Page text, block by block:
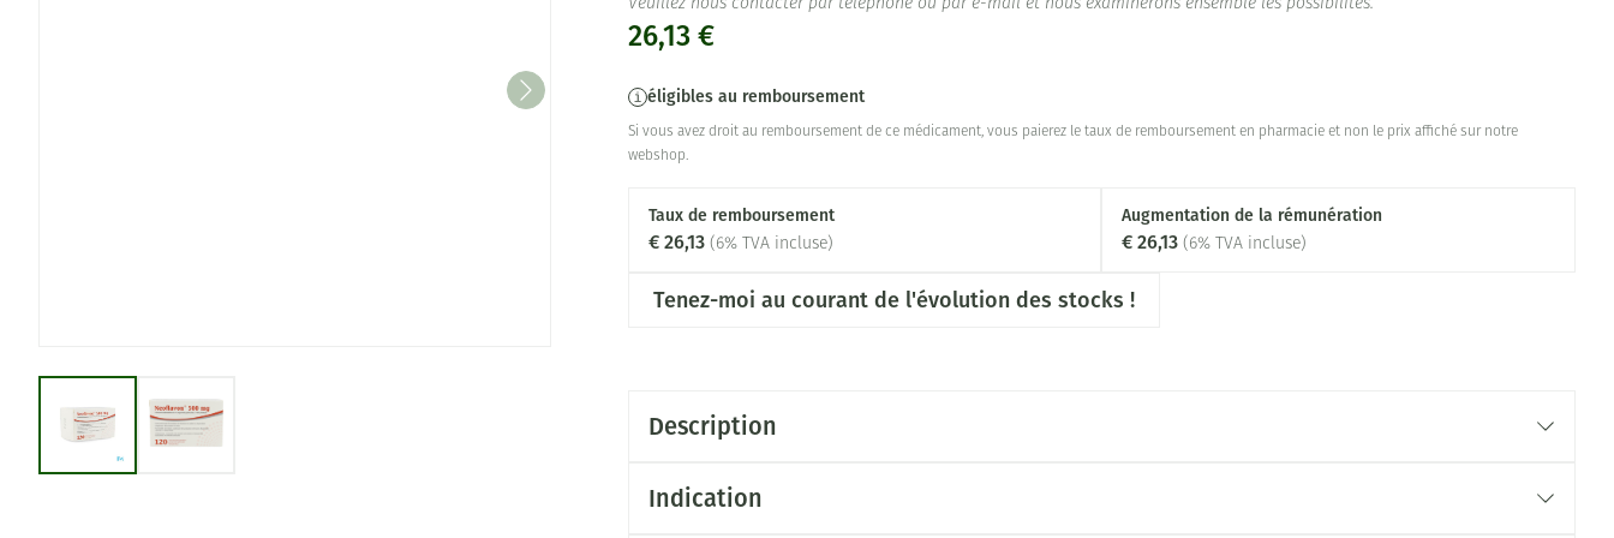
26,13 €
éligibles au remboursement
Si vous avez droit au remboursement de ce médicament, vous paierez le taux de remboursement en pharmacie et non le prix affiché sur notre
webshop.
Taux de remboursement
€ 26,13 (6% TVA incluse)
Augmentation de la rémunération
€ 26,13 (6% TVA incluse)
Tenez-moi au courant de l'évolution des stocks !
Veuillez nous contacter par téléphone ou par e-mail et nous examinerons ensemble les possibilités.
Description
Indication